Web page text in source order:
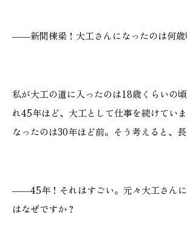
――新間棟梁！大工さんになったのは何歳
私が大工の道に入ったのは18歳くらいの
れ45年ほど、大工として仕事を続けてい
なったのは30年ほど前。そう考えると、長
――45年！それはすごい。元々大工さん
はなぜですか？